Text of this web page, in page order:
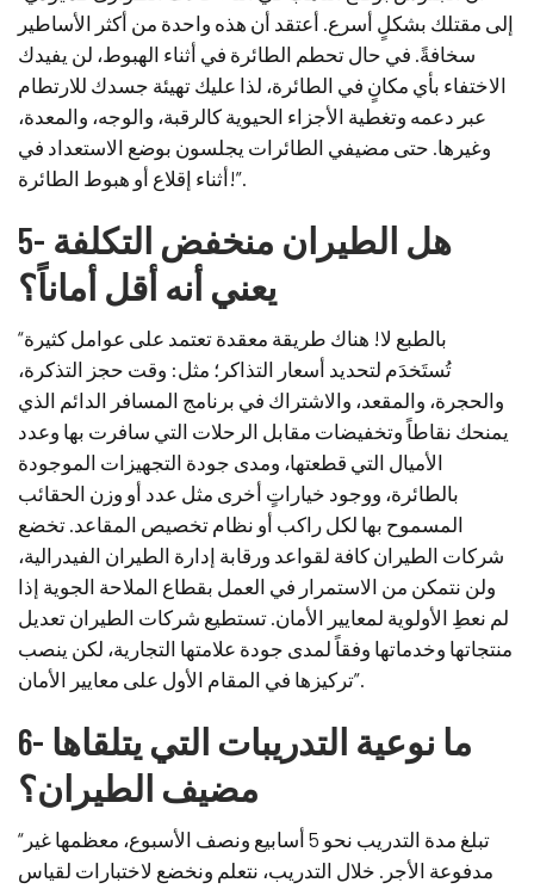
إلى مقتلك بشكلٍ أسرع. أعتقد أن هذه واحدة من أكثر الأساطير
سخافةً. في حال تحطم الطائرة في أثناء الهبوط، لن يفيدك
الاختفاء بأي مكانٍ في الطائرة، لذا عليك تهيئة جسدك للارتطام
عبر دعمه وتغطية الأجزاء الحيوية كالرقبة، والوجه، والمعدة،
وغيرها. حتى مضيفي الطائرات يجلسون بوضع الاستعداد في
أثناء إقلاع أو هبوط الطائرة!”.
5- هل الطيران منخفض التكلفة
يعني أنه أقل أماناً؟
“بالطبع لا! هناك طريقة معقدة تعتمد على عوامل كثيرة
تُستَخدَم لتحديد أسعار التذاكر؛ مثل: وقت حجز التذكرة،
والحجرة، والمقعد، والاشتراك في برنامج المسافر الدائم الذي
يمنحك نقاطاً وتخفيضات مقابل الرحلات التي سافرت بها وعدد
الأميال التي قطعتها، ومدى جودة التجهيزات الموجودة
بالطائرة، ووجود خياراتٍ أخرى مثل عدد أو وزن الحقائب
المسموح بها لكل راكب أو نظام تخصيص المقاعد. تخضع
شركات الطيران كافة لقواعد ورقابة إدارة الطيران الفيدرالية،
ولن نتمكن من الاستمرار في العمل بقطاع الملاحة الجوية إذا
لم نعطِ الأولوية لمعايير الأمان. تستطيع شركات الطيران تعديل
منتجاتها وخدماتها وفقاً لمدى جودة علامتها التجارية، لكن ينصب
تركيزها في المقام الأول على معايير الأمان”.
6- ما نوعية التدريبات التي يتلقاها
مضيف الطيران؟
“تبلغ مدة التدريب نحو 5 أسابيع ونصف الأسبوع، معظمها غير
مدفوعة الأجر. خلال التدريب، نتعلم ونخضع لاختبارات لقياس